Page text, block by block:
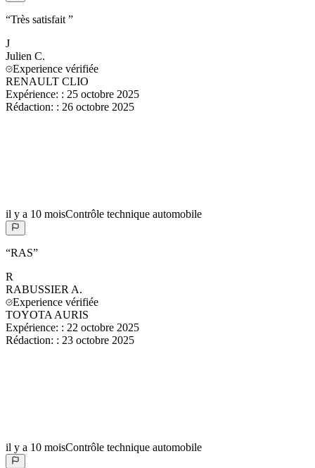
“Très satisfait ”
J
Julien C.
Experience vérifiée
RENAULT CLIO
Expérience: : 25 octobre 2025
Rédaction: : 26 octobre 2025
il y a 10 moisContrôle technique automobile
“RAS”
R
RABUSSIER A.
Experience vérifiée
TOYOTA AURIS
Expérience: : 22 octobre 2025
Rédaction: : 23 octobre 2025
il y a 10 moisContrôle technique automobile